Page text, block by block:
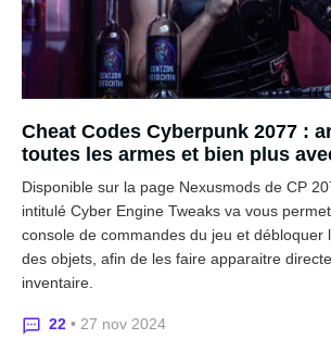
Cheat Codes Cyberpunk 2077 :
toutes les armes et bien plus
Disponible sur la page Nexusmods de CP
intitulé Cyber Engine Tweaks va vous
console de commandes du jeu et débloquer
des objets, afin de les faire apparaitre
inventaire.
22 • 27 nov 2024